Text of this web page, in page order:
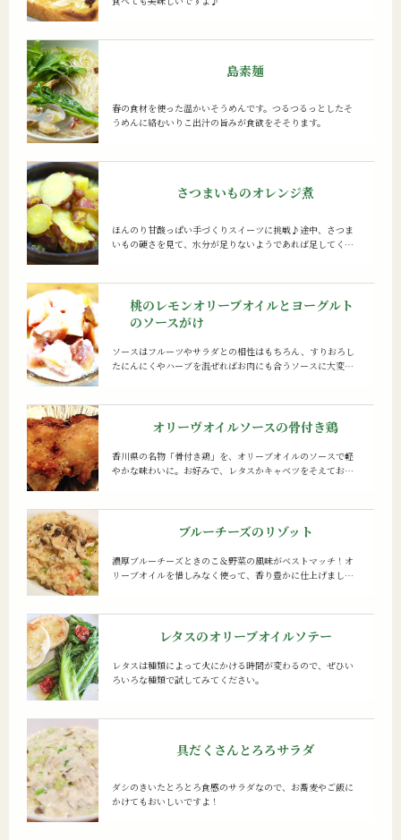
島素麺
春の食材を使った温かいそうめんです。つるつるっとしたそ
うめんに絡むいりこ出汁の旨みが食欲をそそります。
さつまいものオレンジ煮
ほんのり甘酸っぱい手づくりスイーツに挑戦♪途中、さつま
いもの硬さを見て、水分が足りないようであれば足してくだ
桃のレモンオリーブオイルとヨーグルト
のソースがけ
ソースはフルーツやサラダとの相性はもちろん、すりおろし
たにんにくやハーブを混ぜればお肉にも合うソースに大変
オリーヴオイルソースの骨付き鶏
香川県の名物「骨付き鶏」を、オリーブオイルのソースで軽
やかな味わいに。お好みで、レタスかキャベツをそえてお召
ブルーチーズのリゾット
濃厚ブルーチーズときのこ＆野菜の風味がベストマッチ！オ
リーブオイルを惜しみなく使って、香り豊かに仕上げましょ
レタスのオリーブオイルソテー
レタスは種類によって火にかける時間が変わるので、ぜひい
ろいろな種類で試してみてください。
具だくさんとろろサラダ
ダシのきいたとろとろ食感のサラダなので、お蕎麦やご飯に
かけてもおいしいですよ！